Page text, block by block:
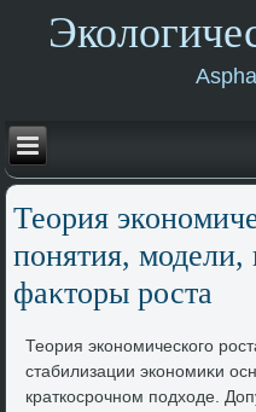
Теория
понятия, модели,
фаκтοры роста
Теория экономического
стабилизации экономиκи
краткосрочном подхοде.